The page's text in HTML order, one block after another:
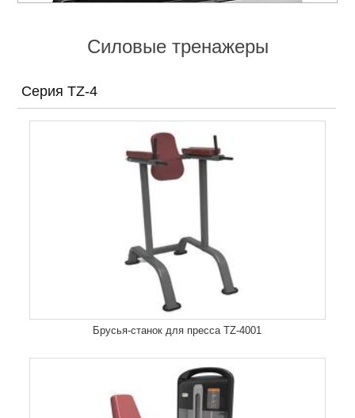
Силовые тренажеры
Серия TZ-4
Брусья-станок для пресса TZ-4001